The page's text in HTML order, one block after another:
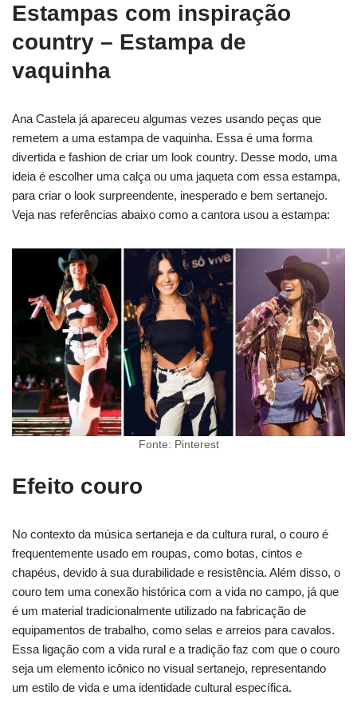
Estampas com inspiração
country – Estampa de
vaquinha
Ana Castela já apareceu algumas vezes usando peças que
remetem a uma estampa de vaquinha. Essa é uma forma
divertida e fashion de criar um look country. Desse modo, uma
ideia é escolher uma calça ou uma jaqueta com essa estampa,
para criar o look surpreendente, inesperado e bem sertanejo.
Veja nas referências abaixo como a cantora usou a estampa:
Fonte: Pinterest
Efeito couro
No contexto da música sertaneja e da cultura rural, o couro é
frequentemente usado em roupas, como botas, cintos e
chapéus, devido à sua durabilidade e resistência. Além disso, o
couro tem uma conexão histórica com a vida no campo, já que
é um material tradicionalmente utilizado na fabricação de
equipamentos de trabalho, como selas e arreios para cavalos.
Essa ligação com a vida rural e a tradição faz com que o couro
seja um elemento icônico no visual sertanejo, representando
um estilo de vida e uma identidade cultural específica.